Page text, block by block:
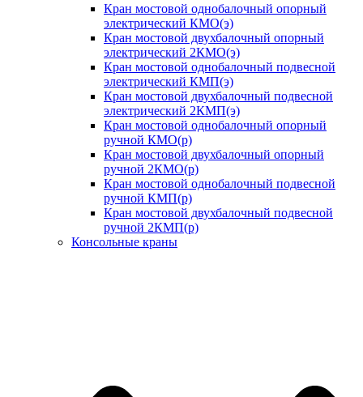
Кран мостовой однобалочный опорный
электрический КМО(э)
Кран мостовой двухбалочный опорный
электрический 2КМО(э)
Кран мостовой однобалочный подвесной
электрический КМП(э)
Кран мостовой двухбалочный подвесной
электрический 2КМП(э)
Кран мостовой однобалочный опорный
ручной КМО(р)
Кран мостовой двухбалочный опорный
ручной 2КМО(р)
Кран мостовой однобалочный подвесной
ручной КМП(р)
Кран мостовой двухбалочный подвесной
ручной 2КМП(р)
Консольные краны